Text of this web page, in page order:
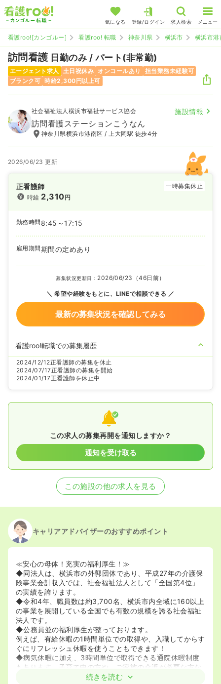
気になる 登録/ログイン 求人検索 メニュー
看護roo![カンゴルー] 看護roo! 転職 神奈川県 横浜市 横浜市港
訪問看護 日勤のみ / パート(非常勤)
エージェント求人 土日祝休み オンコールあり
担当業務未経験可
ブランク可 時給2,300円以上可
社会福祉法人横浜市福祉サービス協会 施設情報
訪問看護ステーションこうなん
神奈川県横浜市港南区 / 上大岡駅 徒歩4分
2026/06/23 更新
正看護師
一時募集休止
時給 2,310円
勤務時間 8:45～17:15
雇用期間期間の定めあり
募集状況更新日： 2026/06/23（46日前）
希望や経験をもとに、LINEで相談できる
最新の募集状況を確認してみる
看護roo!転職での募集履歴
2024/12/12正看護師の募集を休止
2024/07/17正看護師の募集を開始
2024/01/17正看護師を休止中
この求人の募集再開を通知しますか？
通知を受け取る
この施設の他の求人を見る
キャリアアドバイザーのおすすめポイント
≪安心の母体！充実の福利厚生！≫
◆同法人は、横浜市の外郭団体であり、平成27年の介護保
険事業会計収入では、社会福祉法人として「全国第4位」
の実績を誇ります。
◆令和4年、職員数は約3,700名、横浜市内全域に160以上
の事業を展開している全国でも有数の規模を誇る社会福祉
法人です。
◆公務員並の福利厚生が整っております。
例えば、有給休暇の1時間単位での取得や、入職してからす
ぐにリフレッシュ休暇を使うこともできます！
◆病気休暇に加え、3時間単位で取得できる通院休暇制度
もあります。子育て中の方や、ご家族の介護が必要な方な
ど、、様々な家庭背景に合わせて就業することができ、長
続きを読む